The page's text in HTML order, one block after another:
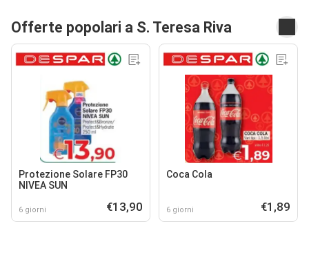
Offerte popolari a S. Teresa Riva
Protezione Solare FP30
NIVEA SUN
6 giorni €13,90
Coca Cola
6 giorni €1,89